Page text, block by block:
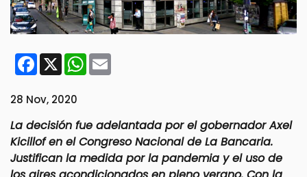
Facebook
X WhatsApp
Email
28 Nov, 2020
La decisión fue adelantada por el gobernador Axel
Kicillof en el Congreso Nacional de La Bancaria.
Justifican la medida por la pandemia y el uso de